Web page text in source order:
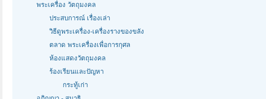
พระเครื่อง วัตถุมงคล
ประสบการณ์ เรื่องเล่า
วิธีดูพระเครื่อง-เครื่องรางของขลัง
ตลาด พระเครื่องเพื่อการกุศล
ห้องแสดงวัตถุมงคล
ร้องเรียนและปัญหา
กระทู้เก่า